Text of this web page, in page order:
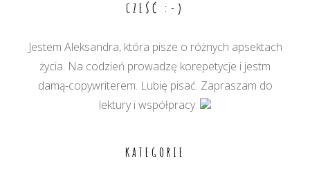
CZEŚĆ :-)
Jestem Aleksandra, która pisze o różnych apsektach
życia. Na codzień prowadzę korepetycje i jestm
damą-copywriterem. Lubię pisać. Zapraszam do
lektury i współpracy.
KATEGORIE